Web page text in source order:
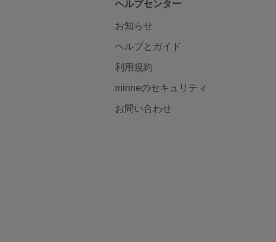
ヘルプセンター
お知らせ
ヘルプとガイド
利用規約
minneのセキュリティ
お問い合わせ